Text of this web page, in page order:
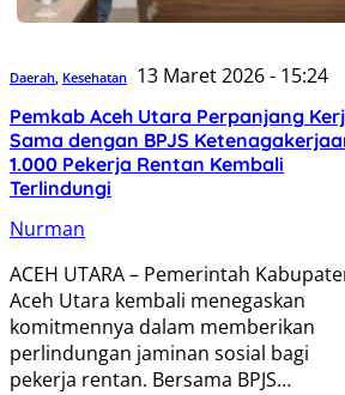
Daerah Kesehatan 13 Maret 2026 - 15:24
Pemkab Aceh Utara Perpanjang
Sama dengan BPJS
1.000 Pekerja Rentan Kembali
Terlindungi
Nurman
ACEH UTARA – Pemerintah
Aceh Utara kembali menegaskan
komitmennya dalam memberikan
perlindungan jaminan sosial bagi
pekerja rentan. Bersama BPJS…